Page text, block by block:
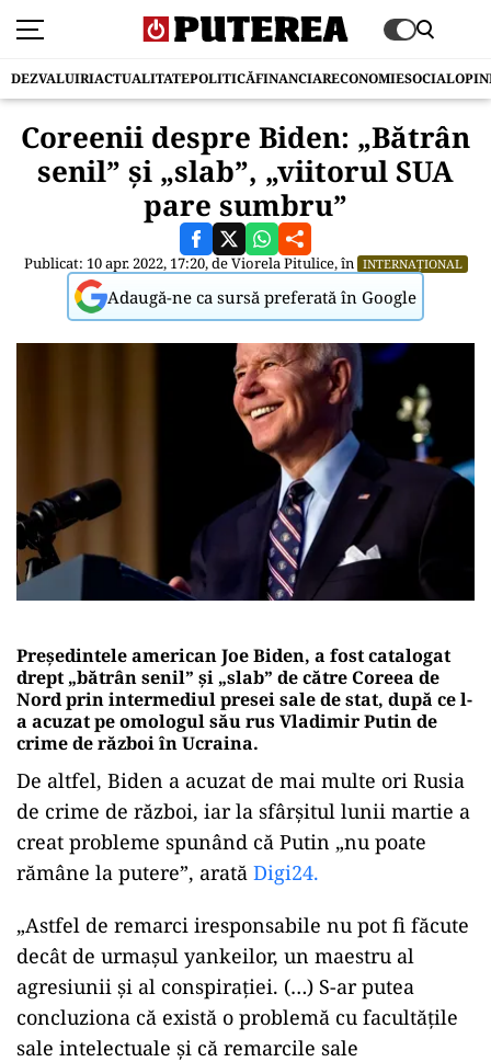
DEZVALUIRIACTUALITATEPOLITICĂFINANCIARECONOMIESOCIAL
Coreenii despre Biden: „Bătrân
senil” şi „slab”, „viitorul SUA
pare sumbru”
Publicat: 10 apr. 2022, 17:20, deViorela Pitulice, în INTERNAȚIONAL
Adaugă-ne ca sursă preferată în Google
Preşedintele american Joe Biden, a fost catalogat
drept „bătrân senil” şi „slab” de către Coreea de
Nord prin intermediul presei sale de stat, după ce l-
a acuzat pe omologul său rus Vladimir Putin de
crime de război în Ucraina.
De altfel, Biden a acuzat de mai multe ori Rusia
de crime de război, iar la sfârşitul lunii martie a
creat probleme spunând că Putin „nu poate
rămâne la putere”, arată Digi24.
„Astfel de remarci iresponsabile nu pot fi făcute
decât de urmaşul yankeilor, un maestru al
agresiunii şi al conspiraţiei. (…) S-ar putea
concluziona că există o problemă cu facultăţile
sale intelectuale şi că remarcile sale